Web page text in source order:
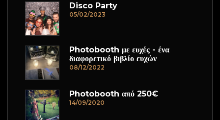
Disco Party
05/02/2023
Photobooth με ευχές - ένα
διαφορετικό βιβλίο ευχών
08/12/2022
Photobooth από 250€
14/09/2020